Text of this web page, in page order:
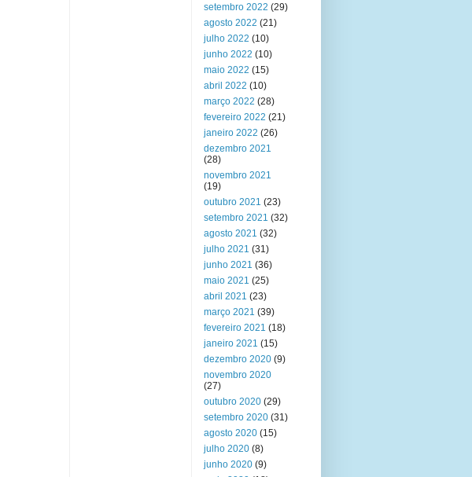
setembro 2022 (29)
agosto 2022 (21)
julho 2022 (10)
junho 2022 (10)
maio 2022 (15)
abril 2022 (10)
março 2022 (28)
fevereiro 2022 (21)
janeiro 2022 (26)
dezembro 2021
(28)
novembro 2021
(19)
outubro 2021 (23)
setembro 2021 (32)
agosto 2021 (32)
julho 2021 (31)
junho 2021 (36)
maio 2021 (25)
abril 2021 (23)
março 2021 (39)
fevereiro 2021 (18)
janeiro 2021 (15)
dezembro 2020 (9)
novembro 2020
(27)
outubro 2020 (29)
setembro 2020 (31)
agosto 2020 (15)
julho 2020 (8)
junho 2020 (9)